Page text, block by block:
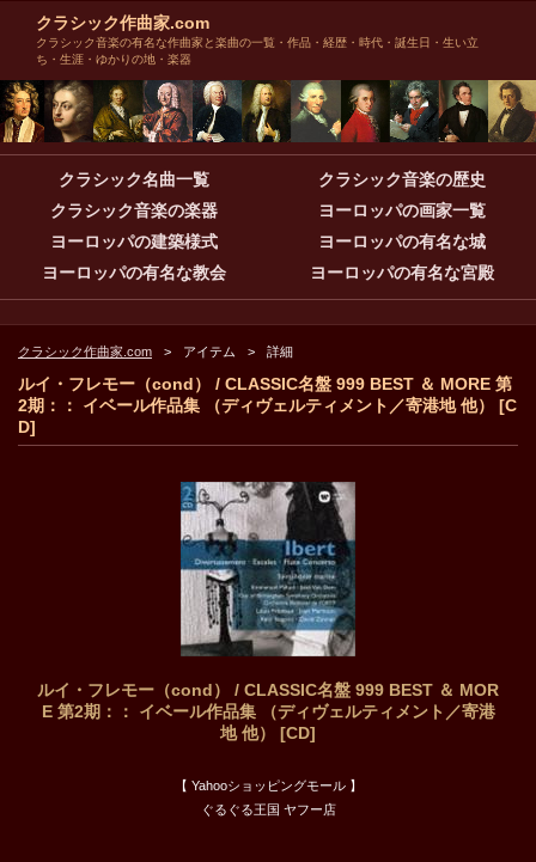
クラシック作曲家.com
クラシック音楽の有名な作曲家と楽曲の一覧・作品・経歴・時代・誕生日・生い立
ち・生涯・ゆかりの地・楽器
クラシック名曲一覧
クラシック音楽の歴史
クラシック音楽の楽器
ヨーロッパの画家一覧
ヨーロッパの建築様式
ヨーロッパの有名な城
ヨーロッパの有名な教会
ヨーロッパの有名な宮殿
クラシック作曲家.com アイテム 詳細
ルイ・フレモー（cond） / CLASSIC名盤 999 BEST ＆ MORE 第
2期：： イベール作品集 （ディヴェルティメント／寄港地 他） [C
D]
ルイ・フレモー（cond） / CLASSIC名盤 999 BEST ＆ MOR
E 第2期：： イベール作品集 （ディヴェルティメント／寄港
地 他） [CD]
【 Yahooショッピングモール 】
ぐるぐる王国 ヤフー店